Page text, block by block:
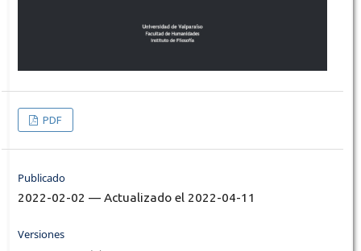
PDF
Publicado
2022-02-02 — Actualizado el 2022-04-11
Versiones